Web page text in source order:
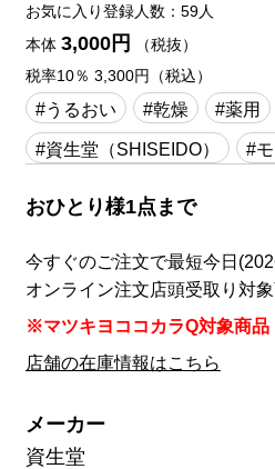
お気に入り登録人数：59人
本体 3,000円
（税抜）
税率10％ 3,300円（税込）
#うるおい #乾燥 #薬用
#資生堂（SHISEIDO）
#
おひとり様1点まで
今すぐのご注文で最短今日
オンライン注文店頭受取り対象
※マツキヨココカラQ対象商品
店舗の在庫情報はこちら
メーカー
資生堂